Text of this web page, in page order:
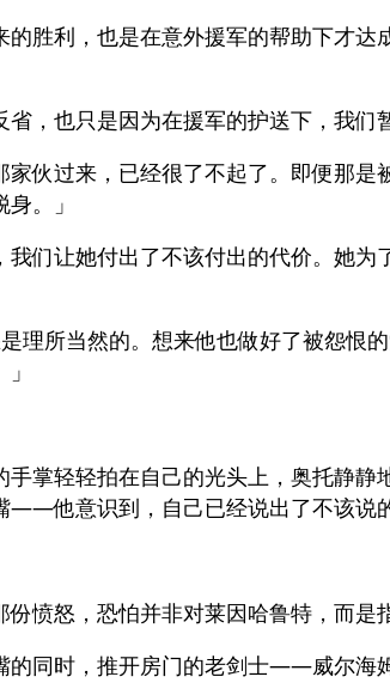
的胜利，也是在意外援军的帮助下才
，也只是因为在援军的护送下，我们
伙过来，已经很了不起了。即便那是
。」
我们让她付出了不该付出的代价。她
理所当然的。想来他也做好了被怨恨
手掌轻轻拍在自己的光头上，奥托静
——他意识到，自己已经说出了不该说的
愤怒，恐怕并非对莱因哈鲁特，而是
的同时，推开房门的老剑士——威尔海